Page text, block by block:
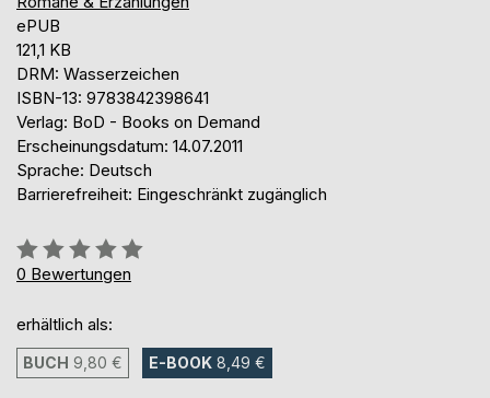
ePUB
121,1 KB
DRM: Wasserzeichen
ISBN-13: 9783842398641
Verlag: BoD - Books on Demand
Erscheinungsdatum: 14.07.2011
Sprache: Deutsch
Barrierefreiheit: Eingeschränkt zugänglich
Bewertung::
0%
0 Bewertungen
erhältlich als:
BUCH 9,80 € E-BOOK 8,49 €